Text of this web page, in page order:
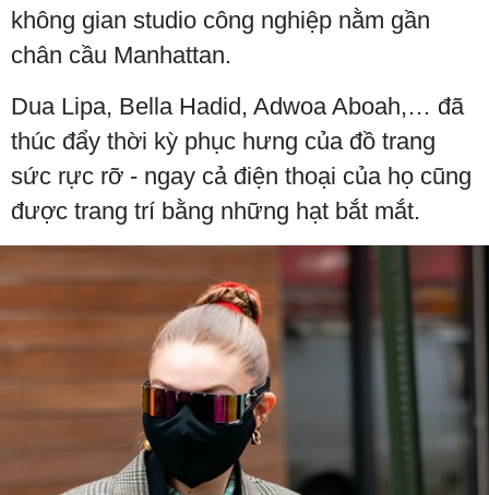
không gian studio công nghiệp nằm gần
chân cầu Manhattan.
Dua Lipa, Bella Hadid, Adwoa Aboah,… đã
thúc đẩy thời kỳ phục hưng của đồ trang
sức rực rỡ - ngay cả điện thoại của họ cũng
được trang trí bằng những hạt bắt mắt.